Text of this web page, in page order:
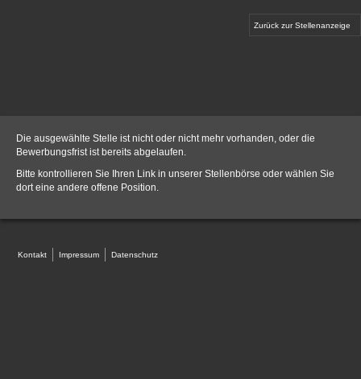
Zurück zur Stellenanzeige
Die ausgewählte Stelle ist nicht oder nicht mehr vorhanden, oder die
Bewerbungsfrist ist bereits abgelaufen.
Bitte kontrollieren Sie Ihren Link in unserer Stellenbörse oder wählen Sie
dort eine andere offene Position.
Kontakt Impressum Datenschutz